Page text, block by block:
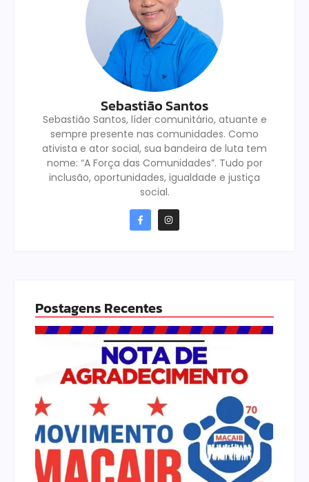
Sebastião Santos
Sebastião Santos, líder comunitário, atuante e
sempre presente nas comunidades. Como
ativista e ator social, sua bandeira de luta tem
nome: “A Força das Comunidades”. Tudo por
inclusão, oportunidades, igualdade e justiça
social.
Postagens Recentes